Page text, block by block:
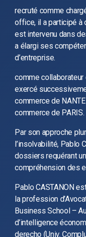
recruté comme
office, il a participé à
est intervenu dans
a élargi ses
d’entreprise.
comme collaborateur
exercé
commerce de
commerce de PARIS.
Par son approche
l’insolvabilité, Pablo
dossiers requérant
compréhension des
Pablo CASTANON
la profession
Business School –
d’intelligence
derecho (Univ.